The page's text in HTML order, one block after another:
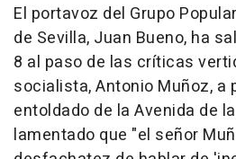
El portavoz del Grupo
de Sevilla, Juan Bueno, ha
8 al paso de las críticas
socialista, Antonio Muñoz, a
entoldado de la Avenida de
lamentado que "el señor